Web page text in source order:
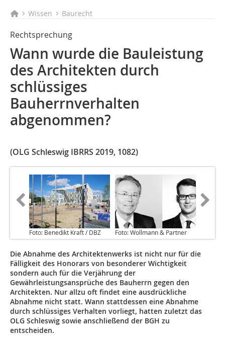
Wissen Baurecht
Rechtsprechung
Wann wurde die Bauleistung
des Architekten durch
schlüssiges
Bauherrnverhalten
abgenommen?
(OLG Schleswig IBRRS 2019, 1082)
Foto: Benedikt Kraft / DBZ Foto: Wollmann & Partner
Die Abnahme des Architektenwerks ist nicht nur für die
Fälligkeit des Honorars von besonderer Wichtigkeit
sondern auch für die Verjährung der
Gewährleistungsansprüche des Bauherrn gegen den
Architekten. Nur allzu oft findet eine ausdrückliche
Abnahme nicht statt. Wann stattdessen eine Abnahme
durch schlüssiges Verhalten vorliegt, hatten zuletzt das
OLG Schleswig sowie anschließend der BGH zu
entscheiden.